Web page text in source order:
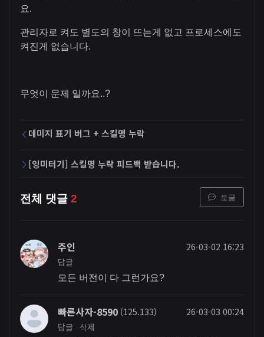
요.
관리자로 켜도 별도의 창이 뜨는게 없고 프로세스에도
켜진게 없습니다.
무엇이 문제 일까요..?
데미지 표기 버그 + 스킬명 누락
[잉미터기] 스킬명 누락 피드백 받습니다.
전체 댓글 2 토글
주인
26-03-02 16:23
답글
모든 버전이 다 그런가요?
빠른사자-8590 (125.133)
26-03-03 00:24
답글 삭제